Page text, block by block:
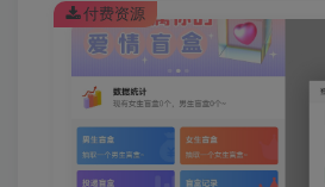
付费资源